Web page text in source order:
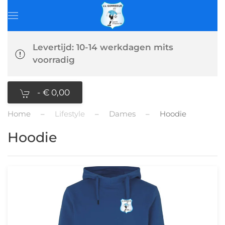
Levertijd: 10-14 werkdagen mits
voorradig
- € 0,00
Home Lifestyle Dames Hoodie
Hoodie